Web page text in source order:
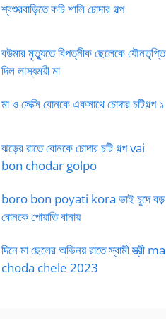
শ্বশুরবাড়িতে কচি শালি চোদার গল্প
বউমার মৃত্যুতে বিপত্নীক ছেলেকে যৌনতৃপ্তি
দিল লাস্যময়ী মা
মা ও সেক্সি বোনকে একসাথে চোদার চটিগল্প ১
ঝড়ের রাতে বোনকে চোদার চটি গল্প vai
bon chodar golpo
boro bon poyati kora ভাই চুদে বড়
বোনকে পোয়াতি বানায়
দিনে মা ছেলের অভিনয় রাতে স্বামী স্ত্রী ma
choda chele 2023